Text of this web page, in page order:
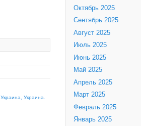
Украина, Украина.
Октябрь 2025
Сентябрь 2025
Август 2025
Июль 2025
Июнь 2025
Май 2025
Апрель 2025
Март 2025
Февраль 2025
Январь 2025